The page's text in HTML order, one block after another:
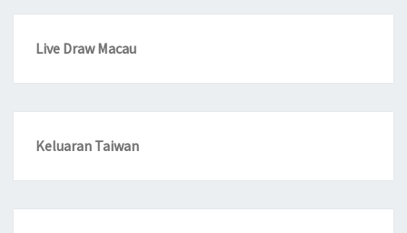
Live Draw Macau
Keluaran Taiwan